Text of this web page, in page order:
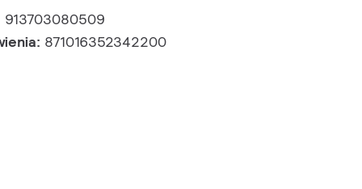
913703080509
871016352342200